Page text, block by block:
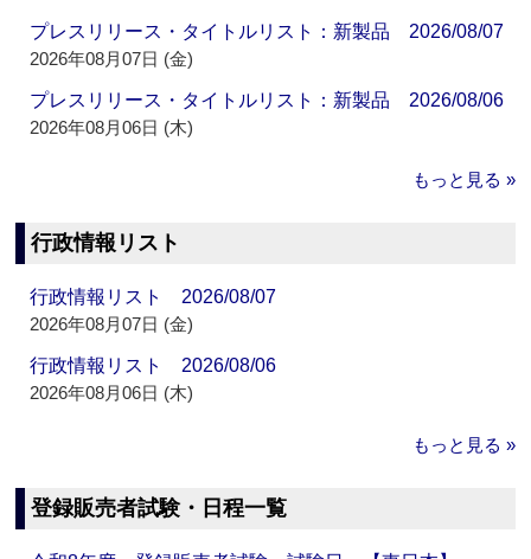
プレスリリース・タイトルリスト：新製品 2026/08/07
2026年08月07日 (金)
プレスリリース・タイトルリスト：新製品 2026/08/06
2026年08月06日 (木)
もっと見る »
行政情報リスト
行政情報リスト 2026/08/07
2026年08月07日 (金)
行政情報リスト 2026/08/06
2026年08月06日 (木)
もっと見る »
登録販売者試験・日程一覧